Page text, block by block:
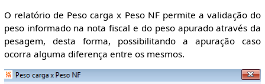
O relatório de Peso carga x Peso NF permite a validação do
peso informado na nota fiscal e do peso apurado através da
pesagem, desta forma, possibilitando a apuração caso
ocorra alguma diferença entre os mesmos.